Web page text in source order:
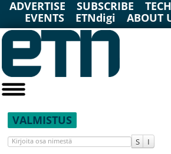
ADVERTISE SUBSCRIBE
EVENTS
ETNdigi ABOUT
VALMISTUS
Kirjoita osa nimestä